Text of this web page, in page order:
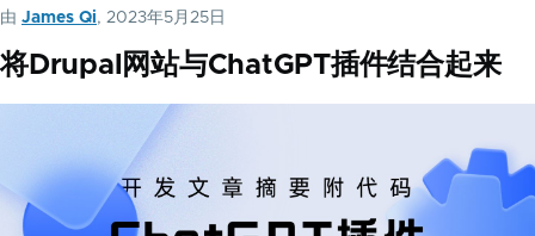
由 James Qi, 2023年5月25日
将Drupal网站与ChatGPT插件结合起来